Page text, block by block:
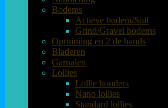
Bodems
Actieve bodem/Soil
Grind/Gravel bodems
Opruiming en 2 de hands
Bladeren
Garnalen
Lollies
Lollie houders
Nano lollies
Standard lollies